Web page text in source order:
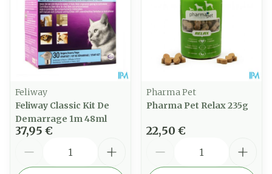
Feliway
Feliway Classic Kit De
Demarrage 1m 48ml
37,95 €
Pharma Pet
Pharma Pet Relax 235g
22,50 €